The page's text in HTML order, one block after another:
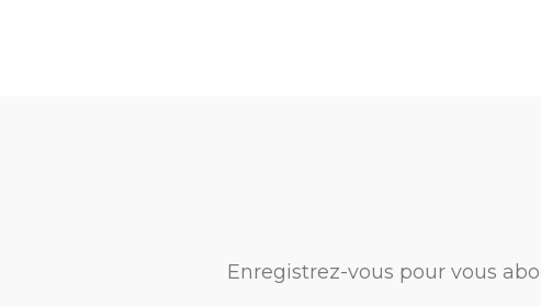
Enregistrez-vous pour vous